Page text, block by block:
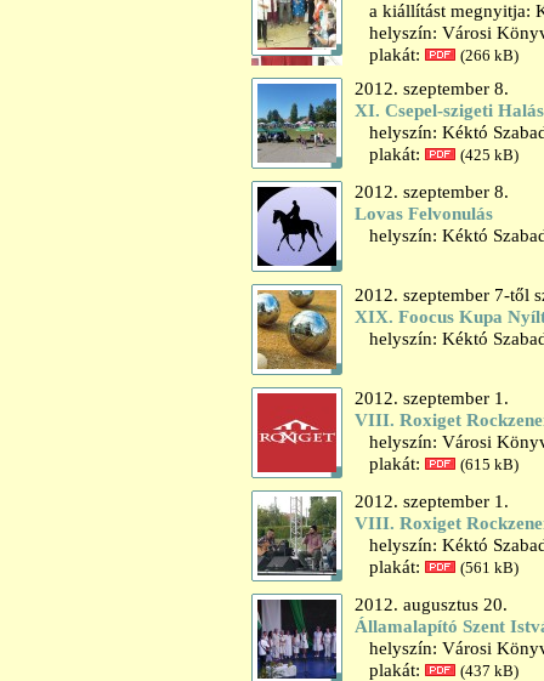
a kiállítást megnyitja:
helyszín: Városi
plakát:
(266 kB)
2012. szeptember 8.
XI. Csepel-szigeti
helyszín: Kéktó
plakát:
(425 kB)
2012. szeptember 8.
Lovas Felvonulás
helyszín: Kéktó
2012. szeptember 7-től
XIX. Foocus Kupa
helyszín: Kéktó
2012. szeptember 1.
VIII. Roxiget
helyszín: Városi
plakát:
(615 kB)
2012. szeptember 1.
VIII. Roxiget
helyszín: Kéktó
plakát:
(561 kB)
2012. augusztus 20.
Államalapító Szent
helyszín: Városi
plakát:
(437 kB)